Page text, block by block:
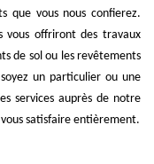
que vous nous confierez.
vous offriront des travaux
de sol ou les revêtements
un particulier ou une
services auprès de notre
satisfaire entièrement.